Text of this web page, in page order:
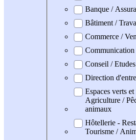
Banque /
Bâtiment /
Commerce /
Conseil / Etudes
Direction
Espaces verts
Agriculture /
animaux
Hôtellerie -
Tourisme /